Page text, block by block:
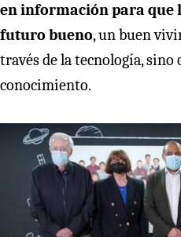
en información para que
futuro bueno, un buen
través de la tecnología, sino
conocimiento.